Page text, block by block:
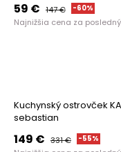
59 € 147€ -60%
Najnižšia cena za
Kuchynský ostrovček
sebastian
149 € 331€ -55%